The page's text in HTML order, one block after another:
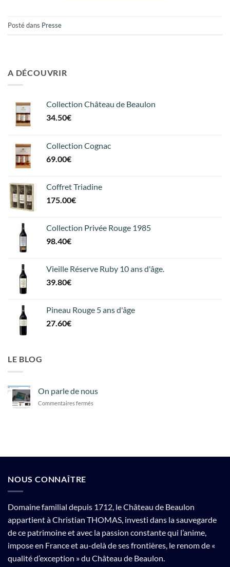
Posté dans Presse
A DÉCOUVRIR
Collection Château de Beaulon
34.50€
Collection Cognac
69.00€
Coffret Triadine
175.00€
Collection Privée Rouge 1985
98.40€
Vieille Réserve Ruby 10 ans d'âge.
39.80€
Pineau Rouge 5 ans d'âge
27.60€
LE BLOG
On parle de nous
Commentaires fermés
NOUS CONNAÎTRE
Domaine familial depuis 1712, le Château de Beaulon
appartient à Christian THOMAS, investi dans la sauvegarde
de ce patrimoine et avec la passion constante qui l’anime,
impose en France et au-delà de ses frontières, le renom de «
qualité d’exception » du Château de Beaulon.